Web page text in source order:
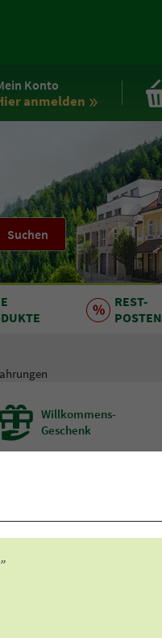
Konto
anmelden
Suchen
REST-
POSTEN
Willkommens-
Geschenk